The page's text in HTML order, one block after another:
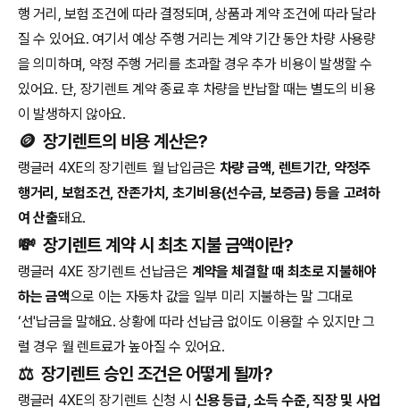
행 거리, 보험 조건에 따라 결정되며, 상품과 계약 조건에 따라 달라
질 수 있어요. 여기서 예상 주행 거리는 계약 기간 동안 차량 사용량
을 의미하며, 약정 주행 거리를 초과할 경우 추가 비용이 발생할 수
있어요. 단, 장기렌트 계약 종료 후 차량을 반납할 때는 별도의 비용
이 발생하지 않아요.
🪙 장기렌트의 비용 계산은?
랭글러 4XE의 장기렌트 월 납입금은 차량 금액, 렌트기간, 약정주
행거리, 보험조건, 잔존가치, 초기비용(선수금, 보증금) 등을 고려하
여 산출돼요.
💸 장기렌트 계약 시 최초 지불 금액이란?
랭글러 4XE 장기렌트 선납금은 계약을 체결할 때 최초로 지불해야
하는 금액으로 이는 자동차 값을 일부 미리 지불하는 말 그대로
‘선'납금을 말해요. 상황에 따라 선납금 없이도 이용할 수 있지만 그
럴 경우 월 렌트료가 높아질 수 있어요.
⚖️ 장기렌트 승인 조건은 어떻게 될까?
랭글러 4XE의 장기렌트 신청 시신용 등급, 소득 수준, 직장 및 사업